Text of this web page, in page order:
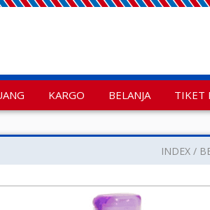
KARGO BELANJA TIKET
INDEX